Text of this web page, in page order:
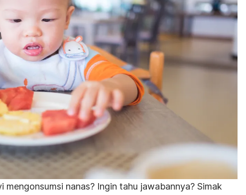
mengonsumsi nanas? Ingin tahu jawabannya? Simak